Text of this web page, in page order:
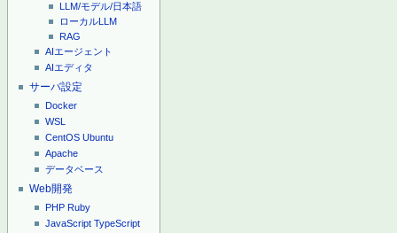
LLM/モデル/日本語
ローカルLLM
RAG
AIエージェント
AIエディタ
サーバ設定
Docker
WSL
CentOS Ubuntu
Apache
データベース
Web開発
PHP Ruby
JavaScript TypeScript